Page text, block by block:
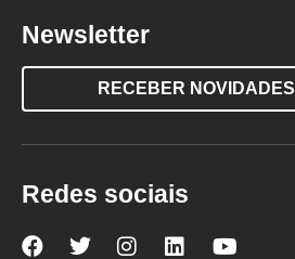
Newsletter
RECEBER NOVIDADES
Redes sociais
NovaNova Nova Nova